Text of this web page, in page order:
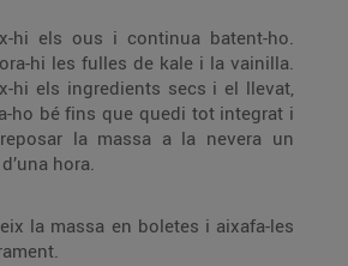
hi els ous i continua batent-ho.
fulles de kale i la vainilla.
hi els ingredients secs i el llevat,
ho bé fins que quedi tot integrat i
la massa a la nevera un
hora.
la massa en boletes i aixafa-les